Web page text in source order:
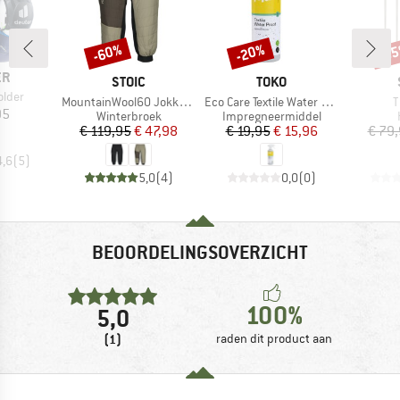
(5)
MERK
STOIC
Artikel
MountainWool60 JokkmokkSt. Padded 3/4 Pants
Productgroep
Winterbroek
Prijs
€ 119,95Verlaagde prijs
€ 47,98
5,0(4)
Korting
-60%
MERK
TOKO
Artikel
Eco Care Textile Water Proof
Productgroep
Impregneermiddel
Prijs
€ 19,95Verlaagde prijs
€ 15,96
0,0(0)
Korting
-20%
€
-
BEOORDELINGSOVERZICHT
5,0
(1)
100%
raden dit product aan